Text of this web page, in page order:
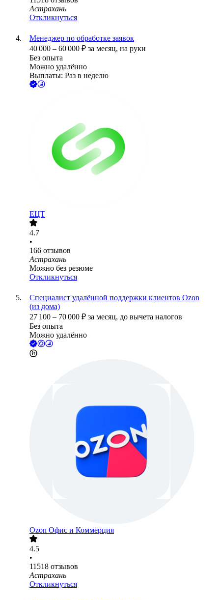
Астрахань
Откликнуться
Менеджер по обработке заявок
40 000 – 60 000 ₽ за месяц, на руки
Без опыта
Можно удалённо
Выплаты: Раз в неделю
ЕЦТ
4.7
•
166 отзывов
Астрахань
Можно без резюме
Откликнуться
Специалист удалённой поддержки клиентов Ozon
(из дома)
27 100 – 70 000 ₽ за месяц, до вычета налогов
Без опыта
Можно удалённо
Ozon Офис и Коммерция
4.5
•
11518 отзывов
Астрахань
Откликнуться